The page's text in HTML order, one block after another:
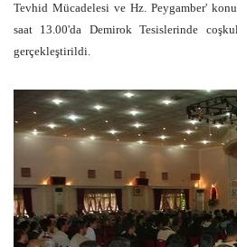
Tevhid Mücadelesi ve Hz. Peygamber'
saat 13.00'da Demirok Tesislerinde
gerçekleştirildi.